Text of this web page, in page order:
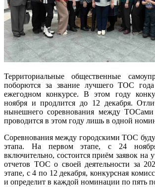
Территориальные общественные
поборются за звание лучшего ТОС
ежегодном конкурсе. В этом году
ноября и продлится до 12 декабря.
нынешнего соревнования между
проводится в этом году лишь в одной
Соревнования между городскими ТОС
этапа. На первом этапе, с 24
включительно, состоится приём заявок на
отчетов ТОС о своей деятельности за
этапе, с 4 по 12 декабря, конкурсная
и определит в каждой номинации по пять